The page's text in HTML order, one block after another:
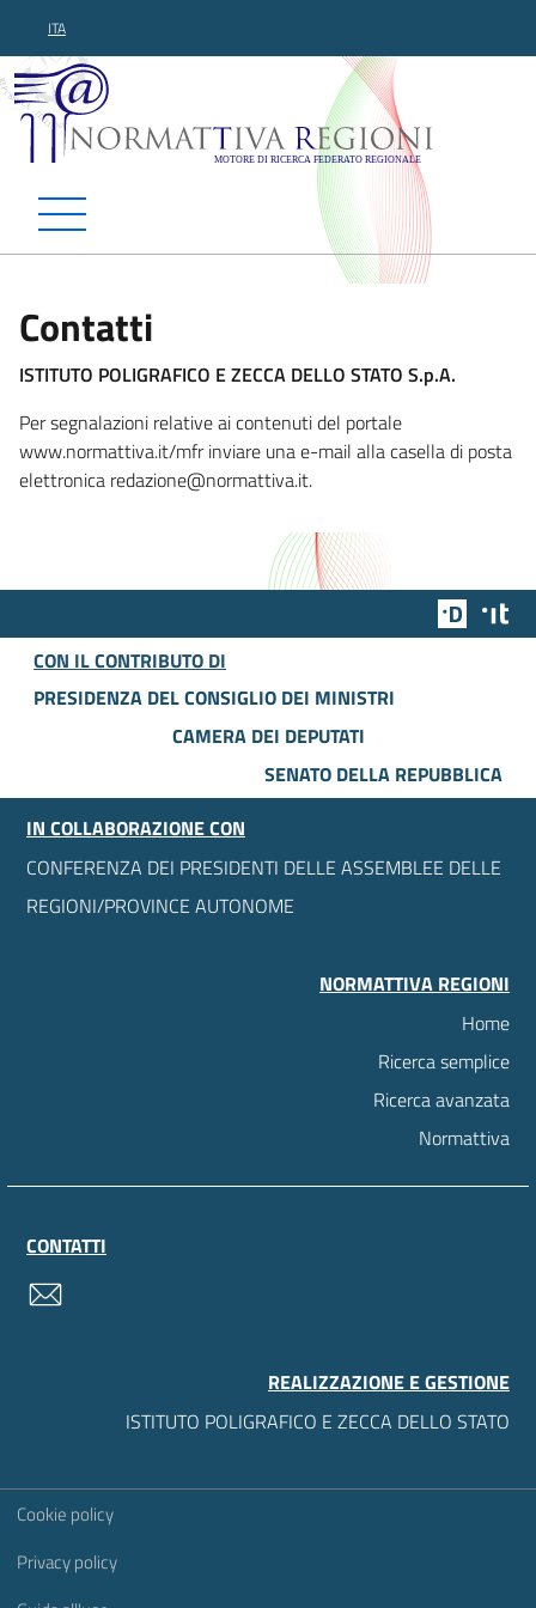
ITA
Normattiva Regioni -
Contatti
ISTITUTO POLIGRAFICO E ZECCA DELLO STATO S.p.A.
Per segnalazioni relative ai contenuti del portale
www.normattiva.it/mfr inviare una e-mail alla casella di posta
elettronica redazione@normattiva.it.
Team
CON IL CONTRIBUTO DI
PRESIDENZA DEL CONSIGLIO DEI MINISTRI
CAMERA DEI DEPUTATI
SENATO DELLA REPUBBLICA
IN COLLABORAZIONE CON
CONFERENZA DEI PRESIDENTI DELLE ASSEMBLEE DELLE
REGIONI/PROVINCE AUTONOME
NORMATTIVA REGIONI
Home
Ricerca semplice
Ricerca avanzata
Normattiva
CONTATTI
REALIZZAZIONE E GESTIONE
ISTITUTO POLIGRAFICO E ZECCA DELLO STATO
Sezione Link Utili
Cookie policy
Privacy policy